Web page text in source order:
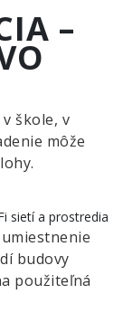
–
škole, v
môže
sietí a prostredia
budovy
použiteľná